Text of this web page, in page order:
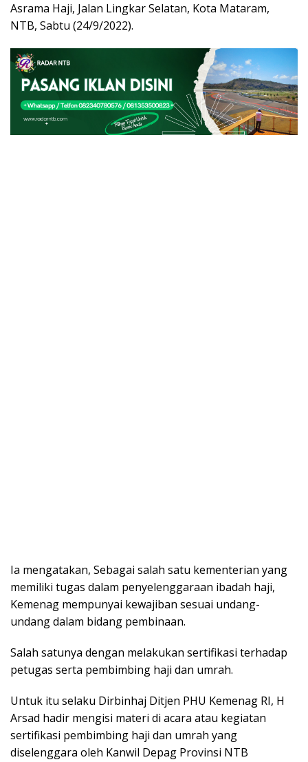
Asrama Haji, Jalan Lingkar Selatan, Kota Mataram,
NTB, Sabtu (24/9/2022).
Ia mengatakan, Sebagai salah satu kementerian yang
memiliki tugas dalam penyelenggaraan ibadah haji,
Kemenag mempunyai kewajiban sesuai undang-
undang dalam bidang pembinaan.
Salah satunya dengan melakukan sertifikasi terhadap
petugas serta pembimbing haji dan umrah.
Untuk itu selaku Dirbinhaj Ditjen PHU Kemenag RI, H
Arsad hadir mengisi materi di acara atau kegiatan
sertifikasi pembimbing haji dan umrah yang
diselenggara oleh Kanwil Depag Provinsi NTB